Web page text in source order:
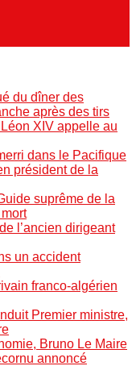
du dîner des
après des tirs
XIV appelle au
dans le Pacifique
président de la
suprême de la
l’ancien dirigeant
un accident
franco-algérien
Premier ministre,
Bruno Le Maire
annoncé